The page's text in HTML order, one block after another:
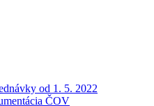
od 1. 5. 2022
ČOV